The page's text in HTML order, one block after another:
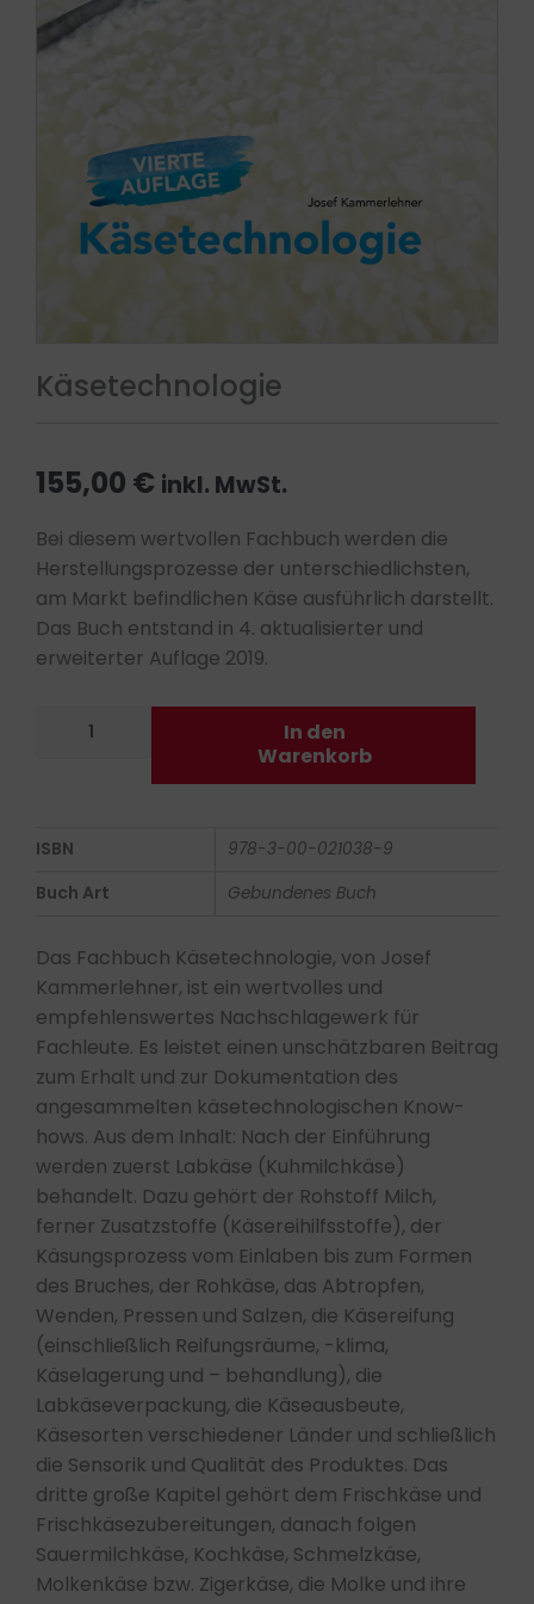
Käsetechnologie
155,00 € inkl. MwSt.
Bei diesem wertvollen Fachbuch werden die
Herstellungsprozesse der unterschiedlichsten,
am Markt befindlichen Käse ausführlich darstellt.
Das Buch entstand in 4. aktualisierter und
erweiterter Auflage 2019.
Käsetechnologie
In den
Warenkorb
ISBN 978-3-00-021038-9
Buch Art Gebundenes Buch
Das Fachbuch Käsetechnologie, von Josef
Kammerlehner, ist ein wertvolles und
empfehlenswertes Nachschlagewerk für
Fachleute. Es leistet einen unschätzbaren Beitrag
zum Erhalt und zur Dokumentation des
angesammelten käsetechnologischen Know-
hows. Aus dem Inhalt: Nach der Einführung
werden zuerst Labkäse (Kuhmilchkäse)
behandelt. Dazu gehört der Rohstoff Milch,
ferner Zusatzstoffe (Käsereihilfsstoffe), der
Käsungsprozess vom Einlaben bis zum Formen
des Bruches, der Rohkäse, das Abtropfen,
Wenden, Pressen und Salzen, die Käsereifung
(einschließlich Reifungsräume, -klima,
Käselagerung und – behandlung), die
Labkäseverpackung, die Käseausbeute,
Käsesorten verschiedener Länder und schließlich
die Sensorik und Qualität des Produktes. Das
dritte große Kapitel gehört dem Frischkäse und
Frischkäsezubereitungen, danach folgen
Sauermilchkäse, Kochkäse, Schmelzkäse,
Molkenkäse bzw. Zigerkäse, die Molke und ihre